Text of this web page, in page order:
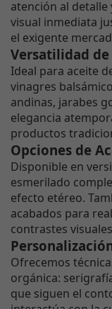
atención al detalle
visual inmediata
el exigente
Versatilidad
Ideal para aceite
vinagres
andinas, jarabes
elegancia
productos
Opciones de
Disponible en
esmerilado
efecto etéreo.
acabados para
contrastes
Ofrecemos
orgánica:
que siguen el